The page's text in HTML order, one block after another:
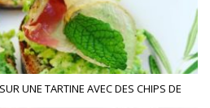
UNE TARTINE AVEC DES CHIPS DE